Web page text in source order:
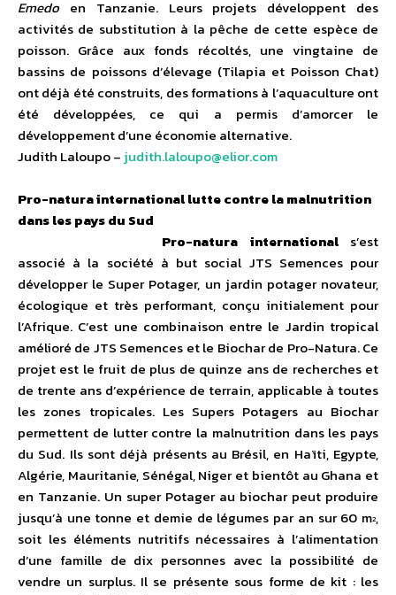
Emedoen Tanzanie. Leurs projets développent des
activités de substitution à la pêche de cette espèce de
poisson. Grâce aux fonds récoltés, une vingtaine de
bassins de poissons d’élevage (Tilapia et Poisson Chat)
ont déjà été construits, des formations à l’aquaculture ont
été développées, ce qui a permis d’amorcer le
développement d’une économie alternative.
Judith Laloupo – judith.laloupo@elior.com
Pro-natura international lutte contre la malnutrition
dans les pays du Sud
Pro-natura international s’est
associé à la société à but social JTS Semences pour
développer le Super Potager, un jardin potager novateur,
écologique et très performant, conçu initialement pour
l’Afrique. C’est une combinaison entre le Jardin tropical
amélioré de JTS Semences et le Biochar de Pro-Natura. Ce
projet est le fruit de plus de quinze ans de recherches et
de trente ans d’expérience de terrain, applicable à toutes
les zones tropicales. Les Supers Potagers au Biochar
permettent de lutter contre la malnutrition dans les pays
du Sud. Ils sont déjà présents au Brésil, en Haïti, Egypte,
Algérie, Mauritanie, Sénégal, Niger et bientôt au Ghana et
en Tanzanie. Un super Potager au biochar peut produire
jusqu’à une tonne et demie de légumes par an sur 60 m2,
soit les éléments nutritifs nécessaires à l’alimentation
d’une famille de dix personnes avec la possibilité de
vendre un surplus. Il se présente sous forme de kit : les